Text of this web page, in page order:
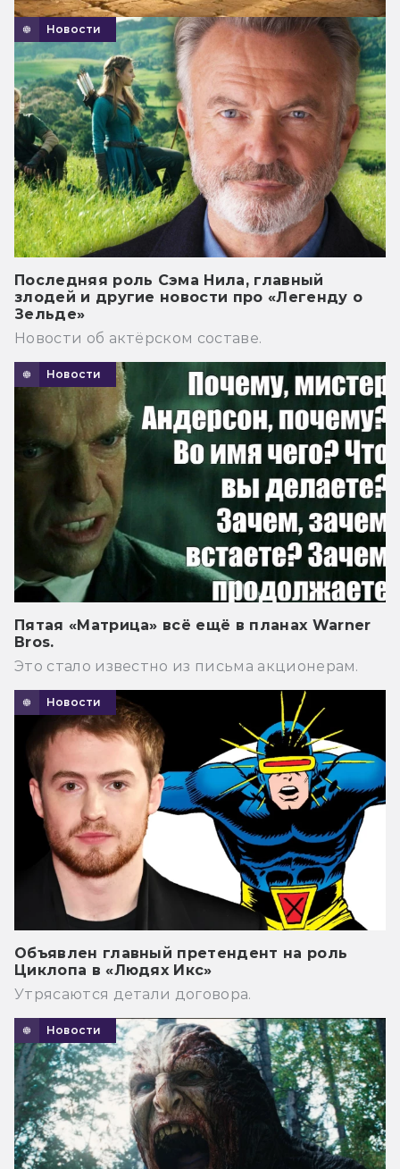
Новости
Последняя роль Сэма Нила, главный
злодей и другие новости про «Легенду о
Зельде»
Новости об актёрском составе.
Новости
Пятая «Матрица» всё ещё в планах Warner
Bros.
Это стало известно из письма акционерам.
Новости
Объявлен главный претендент на роль
Циклопа в «Людях Икс»
Утрясаются детали договора.
Новости